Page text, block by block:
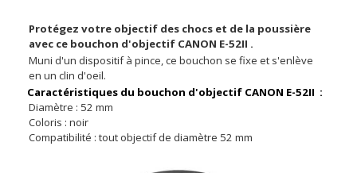
Protégez votre objectif des chocs et de la poussière
avec ce bouchon d'objectif CANON E-52II .
Muni d'un dispositif à pince, ce bouchon se fixe et s'enlève
en un clin d'oeil.
Caractéristiques du bouchon d'objectif CANON E-52II :
Diamètre : 52 mm
Coloris : noir
Compatibilité : tout objectif de diamètre 52 mm